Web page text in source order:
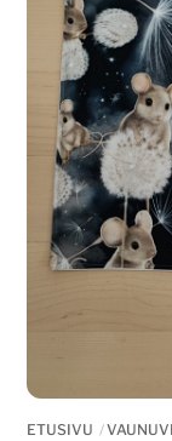
ETUSIVU